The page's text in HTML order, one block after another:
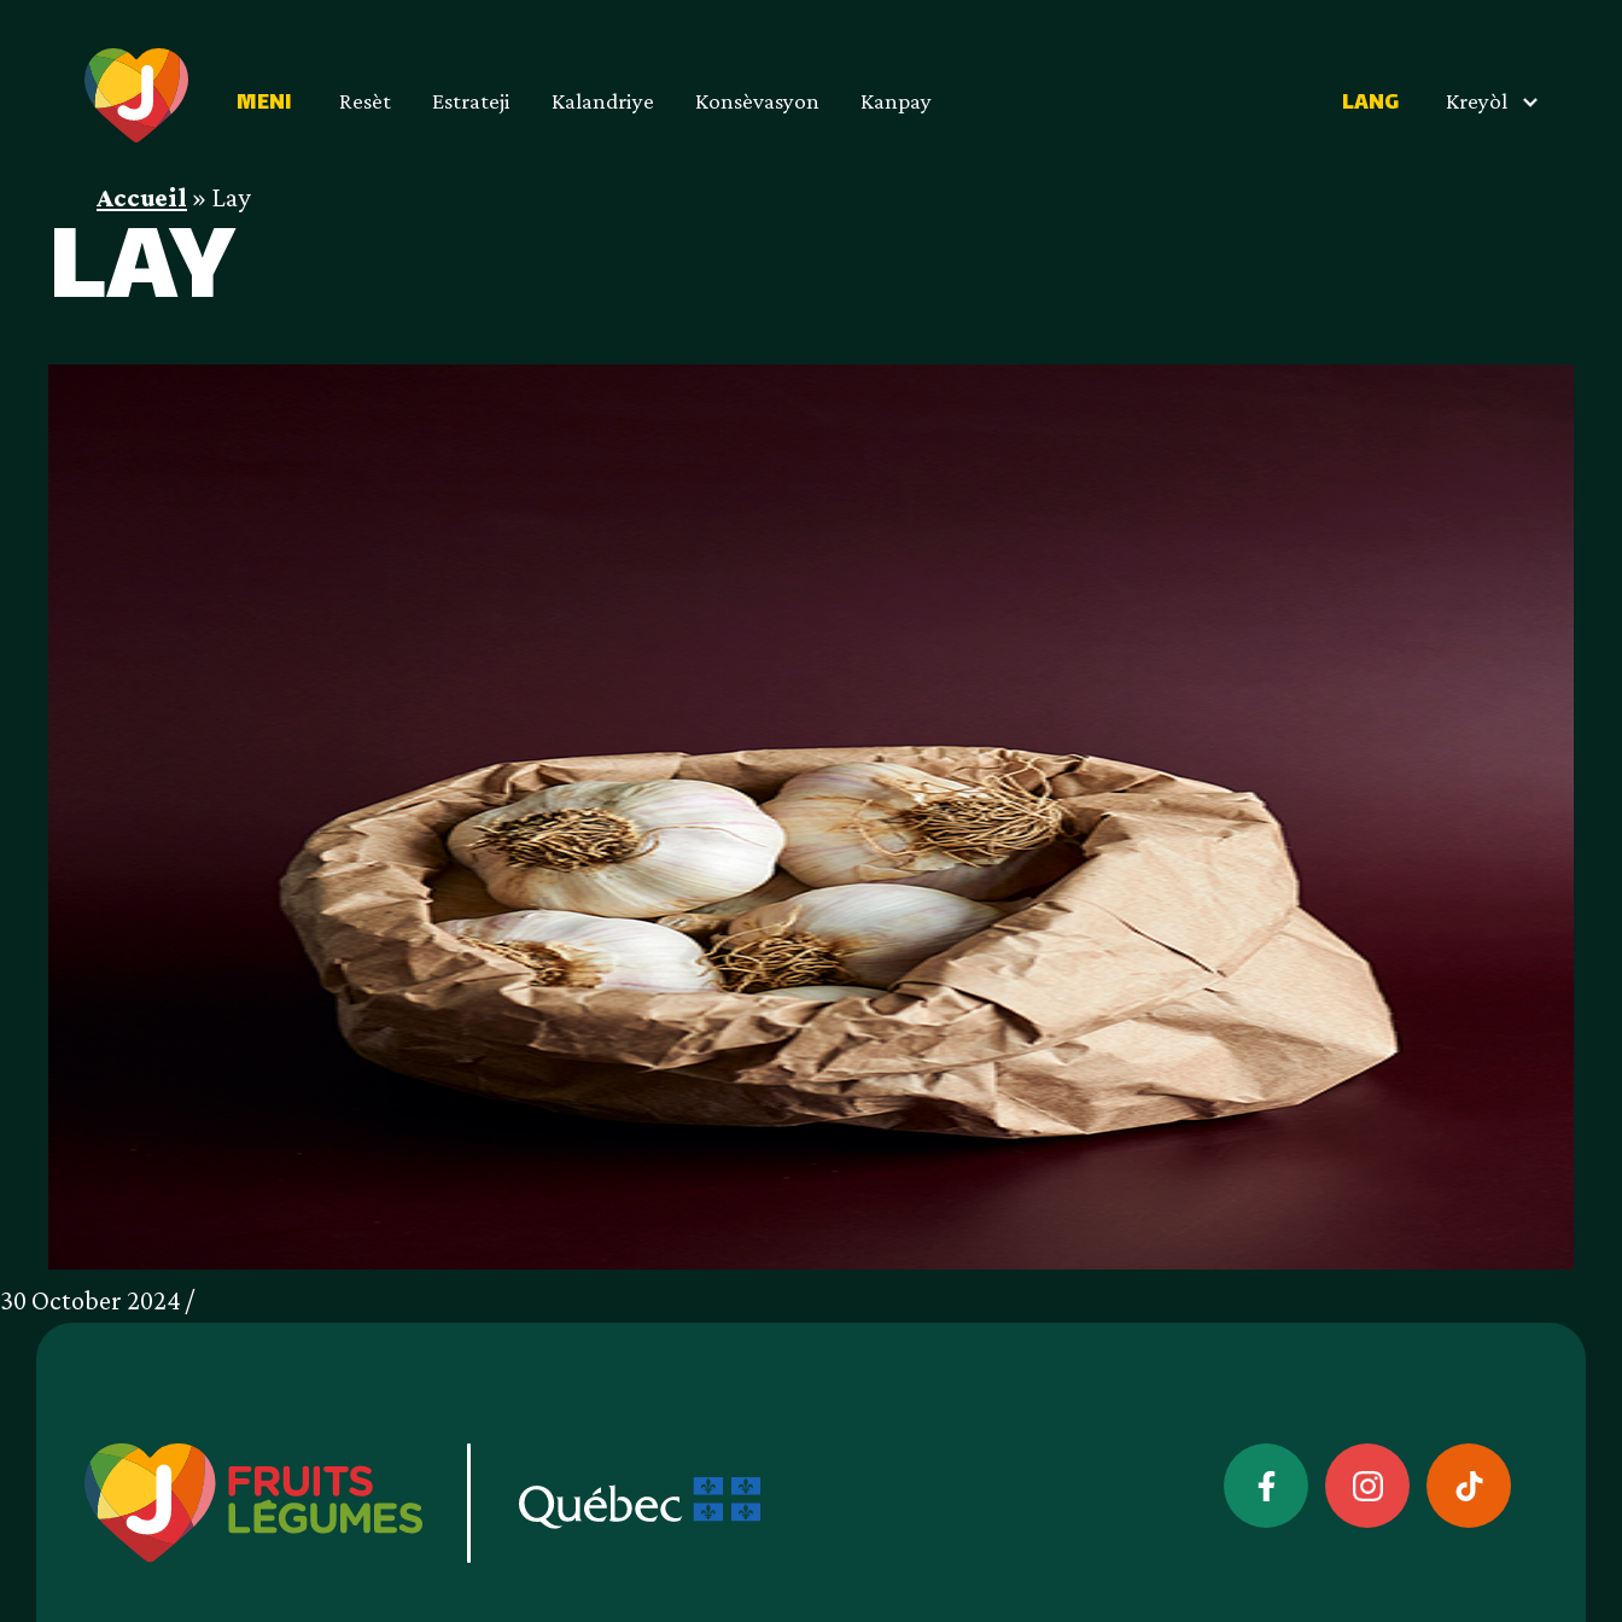
MENI Resèt Estrateji Kalandriye Konsèvasyon Kanpay LANG Kreyòl
Accueil»Lay
LAY
30 October 2024 /